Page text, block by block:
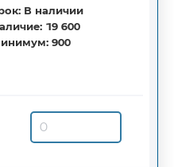
В наличии
19 600
900